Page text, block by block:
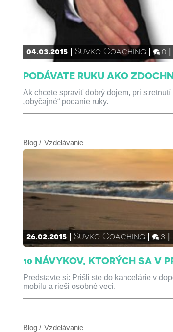
04.03.2015 Suvko Coaching 0
PODÁVATE RUKU AKO
Ak chcete spraviť dobrý dojem, pri
„obyčajné“ podanie ruky.
Blog Vzdelávanie
26.02.2015 Suvko Coaching 3
10 NÁVYKOV, KTORÝCH SA V
Predstavte si: Prišli ste do kancelárie v
mobilu a rieši osobné veci.
Blog Vzdelávanie